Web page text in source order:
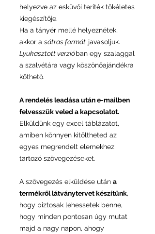
helyezve az esküvői teríték tökéletes
kiegészítője.
Ha a tányér mellé helyeznétek,
akkor a sátras formát javasoljuk.
Lyukasztott verzióban egy szalaggal
a szalvétára vagy köszönőajándékra
köthető.
A rendelés leadása után e-mailben
felvesszük veled a kapcsolatot.
Elküldünk egy excel táblázatot,
amiben könnyen kitöltheted az
egyes megrendelt elemekhez
tartozó szövegezéseket.
A szövegezés elküldése után a
termékről látványtervet készítünk,
hogy biztosak lehessetek benne,
hogy minden pontosan úgy mutat
majd a nagy napon, ahogy